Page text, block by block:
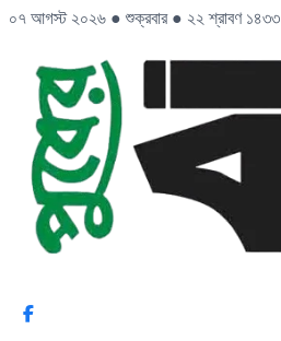
০৭ আগস্ট ২০২৬ ● শুক্রবার ● ২২ শ্রাবণ ১৪৩৩